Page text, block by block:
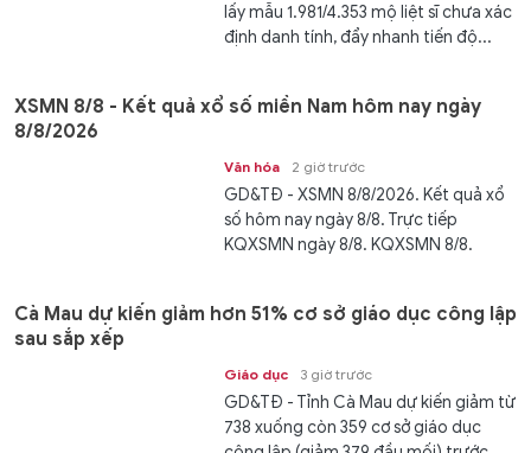
lấy mẫu 1.981/4.353 mộ liệt sĩ chưa xác
định danh tính, đẩy nhanh tiến độ...
XSMN 8/8 - Kết quả xổ số miền Nam hôm nay ngày
8/8/2026
Văn hóa 2 giờ trước
GD&TĐ - XSMN 8/8/2026. Kết quả xổ
số hôm nay ngày 8/8. Trực tiếp
KQXSMN ngày 8/8. KQXSMN 8/8.
Cà Mau dự kiến giảm hơn 51% cơ sở giáo dục công lập
sau sắp xếp
Giáo dục 3 giờ trước
GD&TĐ - Tỉnh Cà Mau dự kiến giảm từ
738 xuống còn 359 cơ sở giáo dục